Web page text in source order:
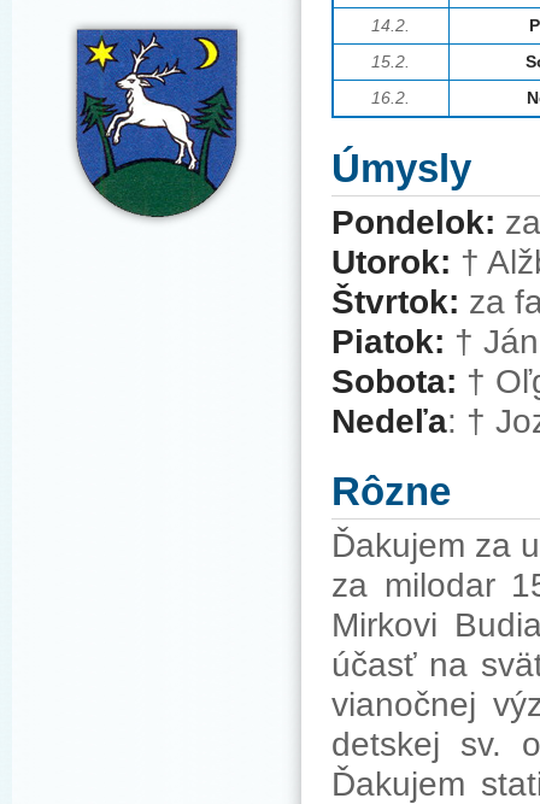
14.2.
15.2.
16.2.
Úmysly
Pondelok:
Utorok: †
Štvrtok: za
Piatok: †
Sobota: †
Nedeľa: †
Rôzne
Ďakujem za
za milodar
Mirkovi
účasť na
vianočnej
detskej sv.
Ďakujem